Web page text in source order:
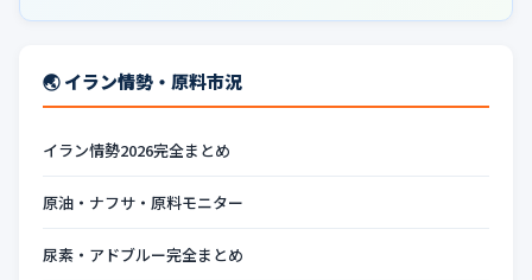
🌏 イラン情勢・原料市況
イラン情勢2026完全まとめ
原油・ナフサ・原料モニター
尿素・アドブルー完全まとめ